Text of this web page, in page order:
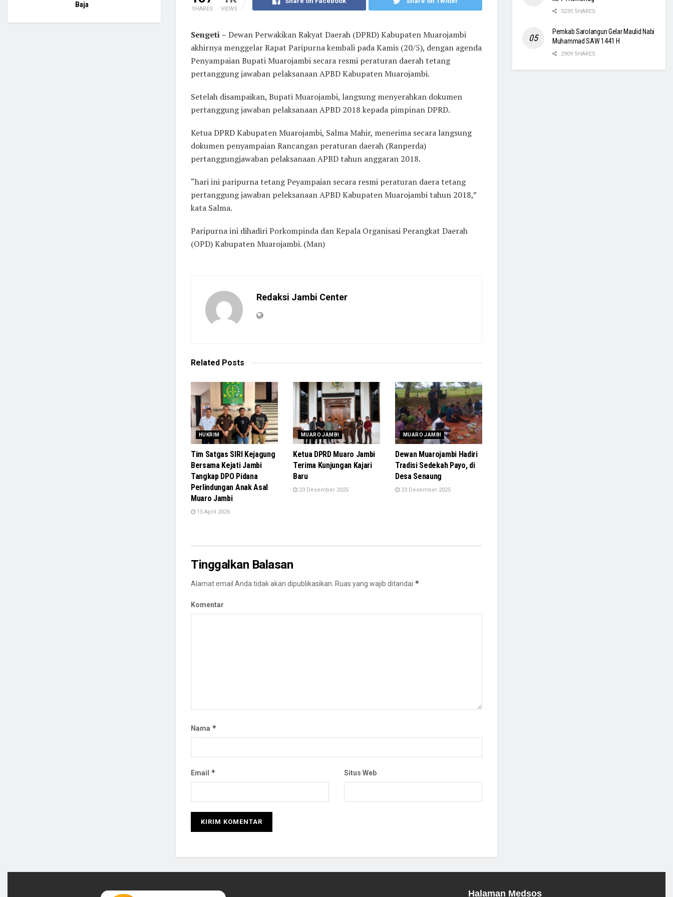
SHARES VIEWS
Sengeti – Dewan Perwakikan Rakyat Daerah (DPRD) Kabupaten Muarojambi
akhirnya menggelar Rapat Paripurna kembali pada Kamis (20/5), dengan agenda
Penyampaian Bupati Muarojambi secara resmi peraturan daerah tetang
pertanggung jawaban pelaksanaan APBD Kabupaten Muarojambi.
Setelah disampaikan, Bupati Muarojambi, langsung menyerahkan dokumen
pertanggung jawaban pelaksanaan APBD 2018 kepada pimpinan DPRD.
Ketua DPRD Kabupaten Muarojambi, Salma Mahir, menerima secara langsung
dokumen penyampaian Rancangan peraturan daerah (Ranperda)
pertanggungjawaban pelaksanaan APBD tahun anggaran 2018.
“hari ini paripurna tetang Peyampaian secara resmi peraturan daera tetang
pertanggung jawaban peleksanaan APBD Kabupaten Muarojambi tahun 2018,”
kata Salma.
Paripurna ini dihadiri Porkompinda dan Kepala Organisasi Perangkat Daerah
(OPD) Kabupaten Muarojambi. (Man)
Redaksi Jambi Center
Related Posts
HUKRIM
Tim Satgas SIRI Kejagung
Bersama Kejati Jambi
Tangkap DPO Pidana
Perlindungan Anak Asal
Muaro Jambi
15 April 2026
MUARO JAMBI
Ketua DPRD Muaro Jambi
Terima Kunjungan Kajari
Baru
23 Desember 2025
MUARO JAMBI
Dewan Muarojambi Hadiri
Tradisi Sedekah Payo, di
Desa Senaung
23 Desember 2025
Tinggalkan Balasan
Alamat email Anda tidak akan dipublikasikan. Ruas yang wajib ditandai *
Komentar
Nama *
Email * Situs Web
Baja
3235 SHARES
Pemkab Sarolangun Gelar Maulid Nabi
Muhammad SAW 1441 H
2909 SHARES
Halaman Medsos